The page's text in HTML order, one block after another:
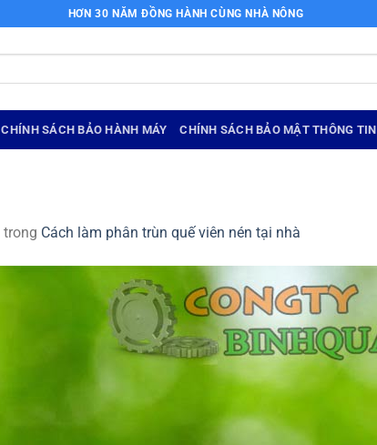
HƠN 30 NĂM ĐỒNG HÀNH CÙNG NHÀ NÔNG
CHÍNH SÁCH BẢO HÀNH MÁY CHÍNH SÁCH BẢO MẬT THÔNG TIN
trong Cách làm phân trùn quế viên nén tại nhà